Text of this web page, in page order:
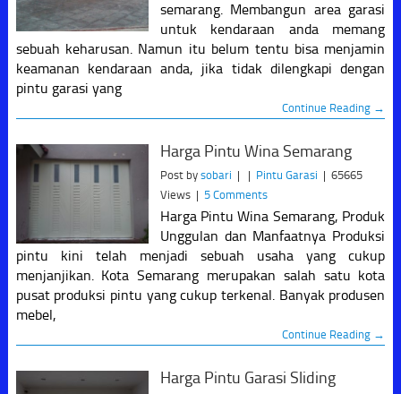
semarang. Membangun area garasi
untuk kendaraan anda memang
sebuah keharusan. Namun itu belum tentu bisa menjamin
keamanan kendaraan anda, jika tidak dilengkapi dengan
pintu garasi yang
Continue Reading →
Harga Pintu Wina Semarang
Post by sobari | | Pintu Garasi | 65665
Views | 5 Comments
Harga Pintu Wina Semarang, Produk
Unggulan dan Manfaatnya Produksi
pintu kini telah menjadi sebuah usaha yang cukup
menjanjikan. Kota Semarang merupakan salah satu kota
pusat produksi pintu yang cukup terkenal. Banyak produsen
mebel,
Continue Reading →
Harga Pintu Garasi Sliding